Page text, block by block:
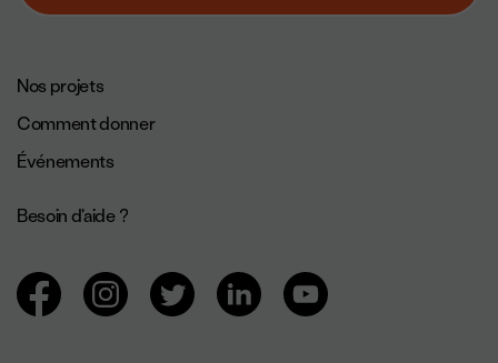
Navigation de pied de page.
Nos projets
Comment donner
Événements
Besoin d'aide ?
Navigation des réseaux sociaux.